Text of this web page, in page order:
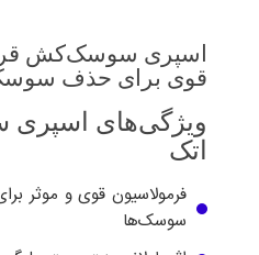
اسپری سوسک‌کش
قوی برای حذف
ویژگی‌های
اتک
فرمولاسیون قوی و موثر
سوسک‌ها